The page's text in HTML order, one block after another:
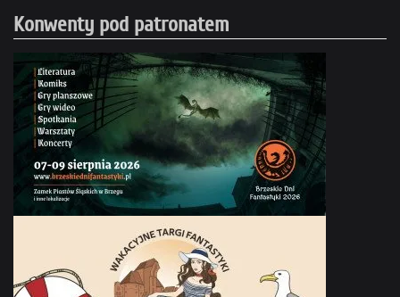
Konwenty pod patronatem